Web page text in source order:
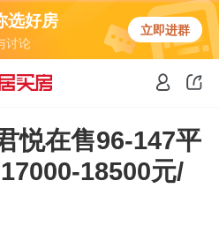
选好房
讨论
立即进群
悦在售96-147平
18500元/